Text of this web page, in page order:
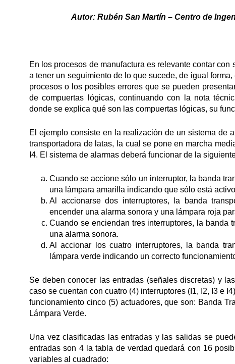
Autor: Rubén San Martín – Centro de
En los procesos de manufactura es relevante contar
a tener un seguimiento de lo que sucede, de igual
procesos o los posibles errores que se pueden
de compuertas lógicas, continuando con la nota
donde se explica qué son las compuertas lógicas, su
El ejemplo consiste en la realización de un sistema de
transportadora de latas, la cual se pone en marcha
I4. El sistema de alarmas deberá funcionar de la
Cuando se accione sólo un interruptor, la banda
una lámpara amarilla indicando que sólo está
Al accionarse dos interruptores, la banda
encender una alarma sonora y una lámpara roja
Cuando se enciendan tres interruptores, la banda
una alarma sonora.
Al accionar los cuatro interruptores, la banda
lámpara verde indicando un correcto
Se deben conocer las entradas (señales discretas) y
caso se cuentan con cuatro (4) interruptores (I1, I2, I3 e
funcionamiento cinco (5) actuadores, que son: Banda
Lámpara Verde.
Una vez clasificadas las entradas y las salidas se
entradas son 4 la tabla de verdad quedará con 16
variables al cuadrado: